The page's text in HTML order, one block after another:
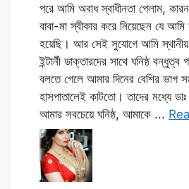
পরে আমি অবাধ স্বাধীনতা পেলাম,
বাবা-মা স্বীকার করে নিয়েছেন যে আমি
হয়েছি। আর সেই সুযোগে আমি স্থানীয়
ইন্টার্নী ডাক্তারদের সাথে ঘনিষ্ঠ
বলতে গেলে আমার দিনের বেশির ভাগ
হাসপাতালেই কাটতো। তাদের মধ্যে
আমার সবচেয়ে ঘনিষ্ঠ, আমাকে ...